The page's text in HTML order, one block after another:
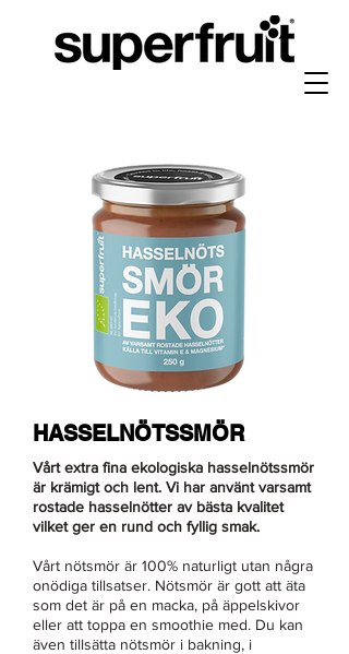
HASSELNÖTSSMÖR
Vårt extra fina ekologiska hasselnötssmör
är krämigt och lent. Vi har använt varsamt
rostade hasselnötter av bästa kvalitet
vilket ger en rund och fyllig smak.
Vårt nötsmör är 100% naturligt utan några
onödiga tillsatser. Nötsmör är gott att äta
som det är på en macka, på äppelskivor
eller att toppa en smoothie med. Du kan
även tillsätta nötsmör i bakning, i